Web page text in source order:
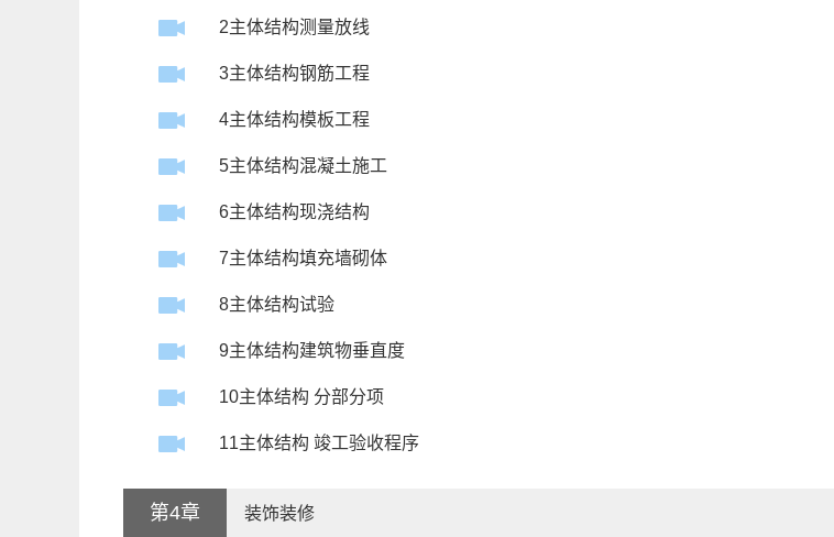
2主体结构测量放线
3主体结构钢筋工程
4主体结构模板工程
5主体结构混凝土施工
6主体结构现浇结构
7主体结构填充墙砌体
8主体结构试验
9主体结构建筑物垂直度
10主体结构 分部分项
11主体结构 竣工验收程序
第4章 装饰装修